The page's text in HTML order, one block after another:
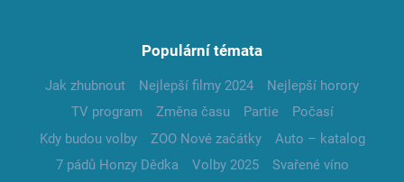
Populární témata
Jak zhubnout Nejlepší filmy 2024
Nejlepší horory
TV program
Změna času Partie
Počasí
Kdy budou volby
ZOO Nové začátky
Auto – katalog
7 pádů Honzy Dědka
Volby 2025
Svařené víno